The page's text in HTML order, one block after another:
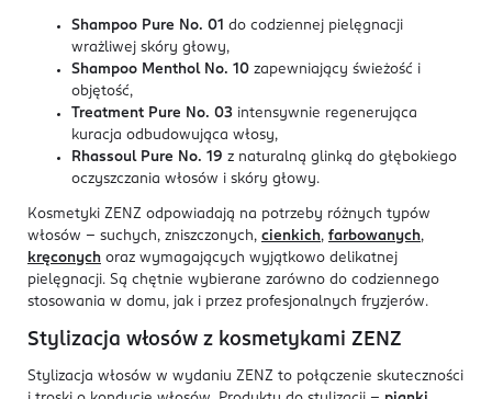
Shampoo Pure No. 01 do codziennej pielęgnacji
wrażliwej skóry głowy,
Shampoo Menthol No. 10 zapewniający świeżość i
objętość,
Treatment Pure No. 03 intensywnie regenerująca
kuracja odbudowująca włosy,
Rhassoul Pure No. 19 z naturalną glinką do głębokiego
oczyszczania włosów i skóry głowy.
Kosmetyki ZENZ odpowiadają na potrzeby różnych typów
włosów – suchych, zniszczonych, cienkich, farbowanych,
kręconych oraz wymagających wyjątkowo delikatnej
pielęgnacji. Są chętnie wybierane zarówno do codziennego
stosowania w domu, jak i przez profesjonalnych fryzjerów.
Stylizacja włosów z kosmetykami ZENZ
Stylizacja włosów w wydaniu ZENZ to połączenie skuteczności